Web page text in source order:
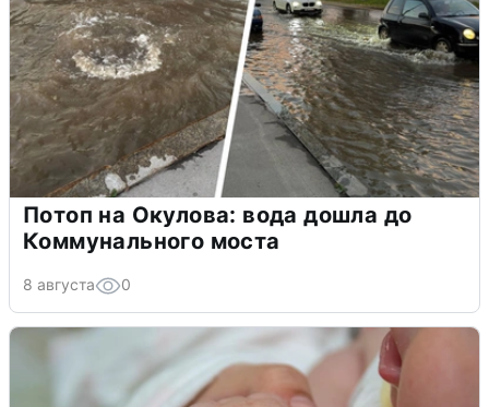
Потоп на Окулова: вода дошла до
Коммунального моста
8 августа 0